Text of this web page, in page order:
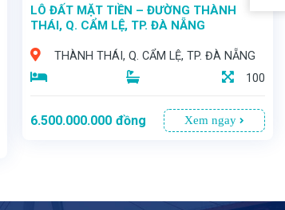
LÔ ĐẤT MẶT TIỀN – ĐƯỜNG THÀNH
THÁI, Q. CẨM LỆ, TP. ĐÀ NẴNG
THÀNH THÁI, Q. CẨM LỆ, TP. ĐÀ NẴNG
100
6.500.000.000 đồng Xem ngay